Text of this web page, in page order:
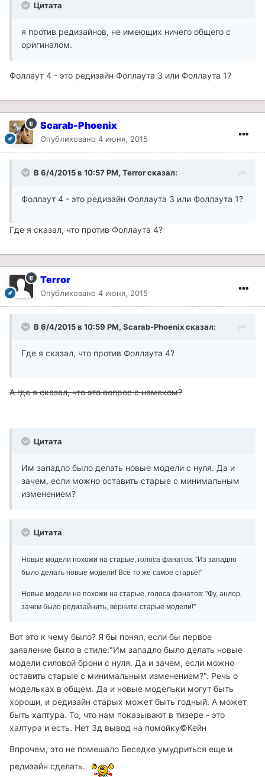
Цитата
я против редизайнов, не имеющих ничего общего с
оригиналом.
Фоллаут 4 - это редизайн Фоллаута 3 или Фоллаута 1?
Scarab-Phoenix
Опубликовано 4 июня, 2015
В 6/4/2015 в 10:57 PM, Terror сказал:
Фоллаут 4 - это редизайн Фоллаута 3 или Фоллаута 1?
Где я сказал, что против Фоллаута 4?
Terror
Опубликовано 4 июня, 2015
В 6/4/2015 в 10:59 PM, Scarab-Phoenix сказал:
Где я сказал, что против Фоллаута 4?
А где я сказал, что это вопрос с намеком?
Цитата
Им западло было делать новые модели с нуля. Да и
зачем, если можно оставить старые с минимальным
изменением?
Цитата
Новые модели похожи на старые, голоса фанатов: "Из западло
было делать новые модели! Всё то же самое старьё!"
Новые модели не похожи на старые, голоса фанатов: "Фу, анлор,
зачем было редизайнить, верните старые модели!"
Вот это к чему было? Я бы понял, если бы первое
заявление было в стиле:"Им западло было делать новые
модели силовой брони с нуля. Да и зачем, если можно
оставить старые с минимальным изменением?". Речь о
модельках в общем. Да и новые модельки могут быть
хороши, и редизайн старых может быть годный. А может
быть халтура. То, что нам показывают в тизере - это
халтура и есть. Нет 3д вывод на помойку©Кейн
Впрочем, это не помешало Беседке умудриться еще и
редизайн сделать.